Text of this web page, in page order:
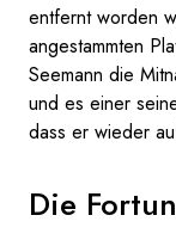
entfernt worden
angestammten
Seemann die
und es einer
dass er wieder
Die